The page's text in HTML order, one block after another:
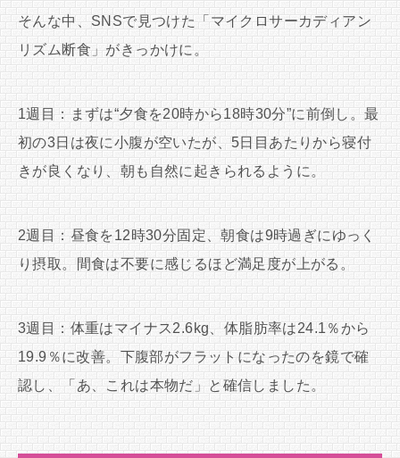
そんな中、SNSで見つけた「マイクロサーカディアン
リズム断食」がきっかけに。
1週目：まずは“夕食を20時から18時30分”に前倒し。最
初の3日は夜に小腹が空いたが、5日目あたりから寝付
きが良くなり、朝も自然に起きられるように。
2週目：昼食を12時30分固定、朝食は9時過ぎにゆっく
り摂取。間食は不要に感じるほど満足度が上がる。
3週目：体重はマイナス2.6kg、体脂肪率は24.1％から
19.9％に改善。下腹部がフラットになったのを鏡で確
認し、「あ、これは本物だ」と確信しました。